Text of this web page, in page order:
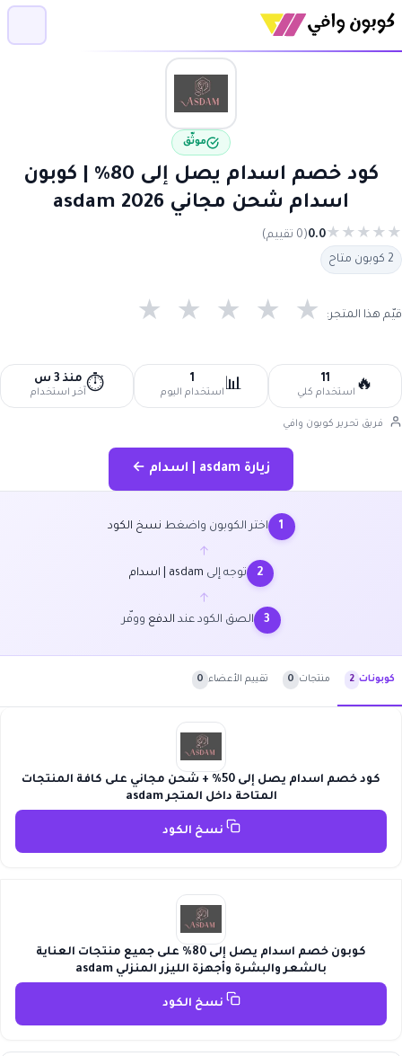
موثّق
كود خصم اسدام يصل إلى 80% | كوبون
اسدام شحن مجاني 2026 asdam
★
★
★
★
★
0.0(0 تقييم)
2 كوبون متاح
قيّم هذا المتجر: ★ ★ ★ ★ ★
🔥
11
استخدام كلي 📊
1
استخدام اليوم ⏱️ منذ 3 س
آخر استخدام
فريق تحرير كوبون وافي
زيارة asdam | اسدام ←
1 اختر الكوبون واضغط نسخ الكود
←
2 توجه إلى asdam | اسدام
←
3 الصق الكود عند الدفع ووفّر
كوبونات 2 منتجات 0 تقييم الأعضاء 0
كود خصم اسدام يصل إلى 50% + شحن مجاني على كافة المنتجات
المتاحة داخل المتجر asdam
نسخ الكود
كوبون خصم اسدام يصل إلى 80% على جميع منتجات العناية
بالشعر والبشرة وأجهزة الليزر المنزلي asdam
نسخ الكود